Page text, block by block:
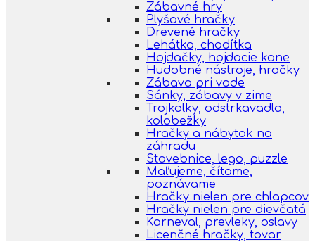
Zábavné hry
Plyšové hračky
Drevené hračky
Lehátka, chodítka
Hojdačky, hojdacie kone
Hudobné nástroje, hračky
Zábava pri vode
Sánky, zábavy v zime
Trojkolky, odstrkavadla,
kolobežky
Hračky a nábytok na
záhradu
Stavebnice, lego, puzzle
Maľujeme, čítame,
poznávame
Hračky nielen pre chlapcov
Hračky nielen pre dievčatá
Karneval, prevleky, oslavy
Licenčné hračky, tovar